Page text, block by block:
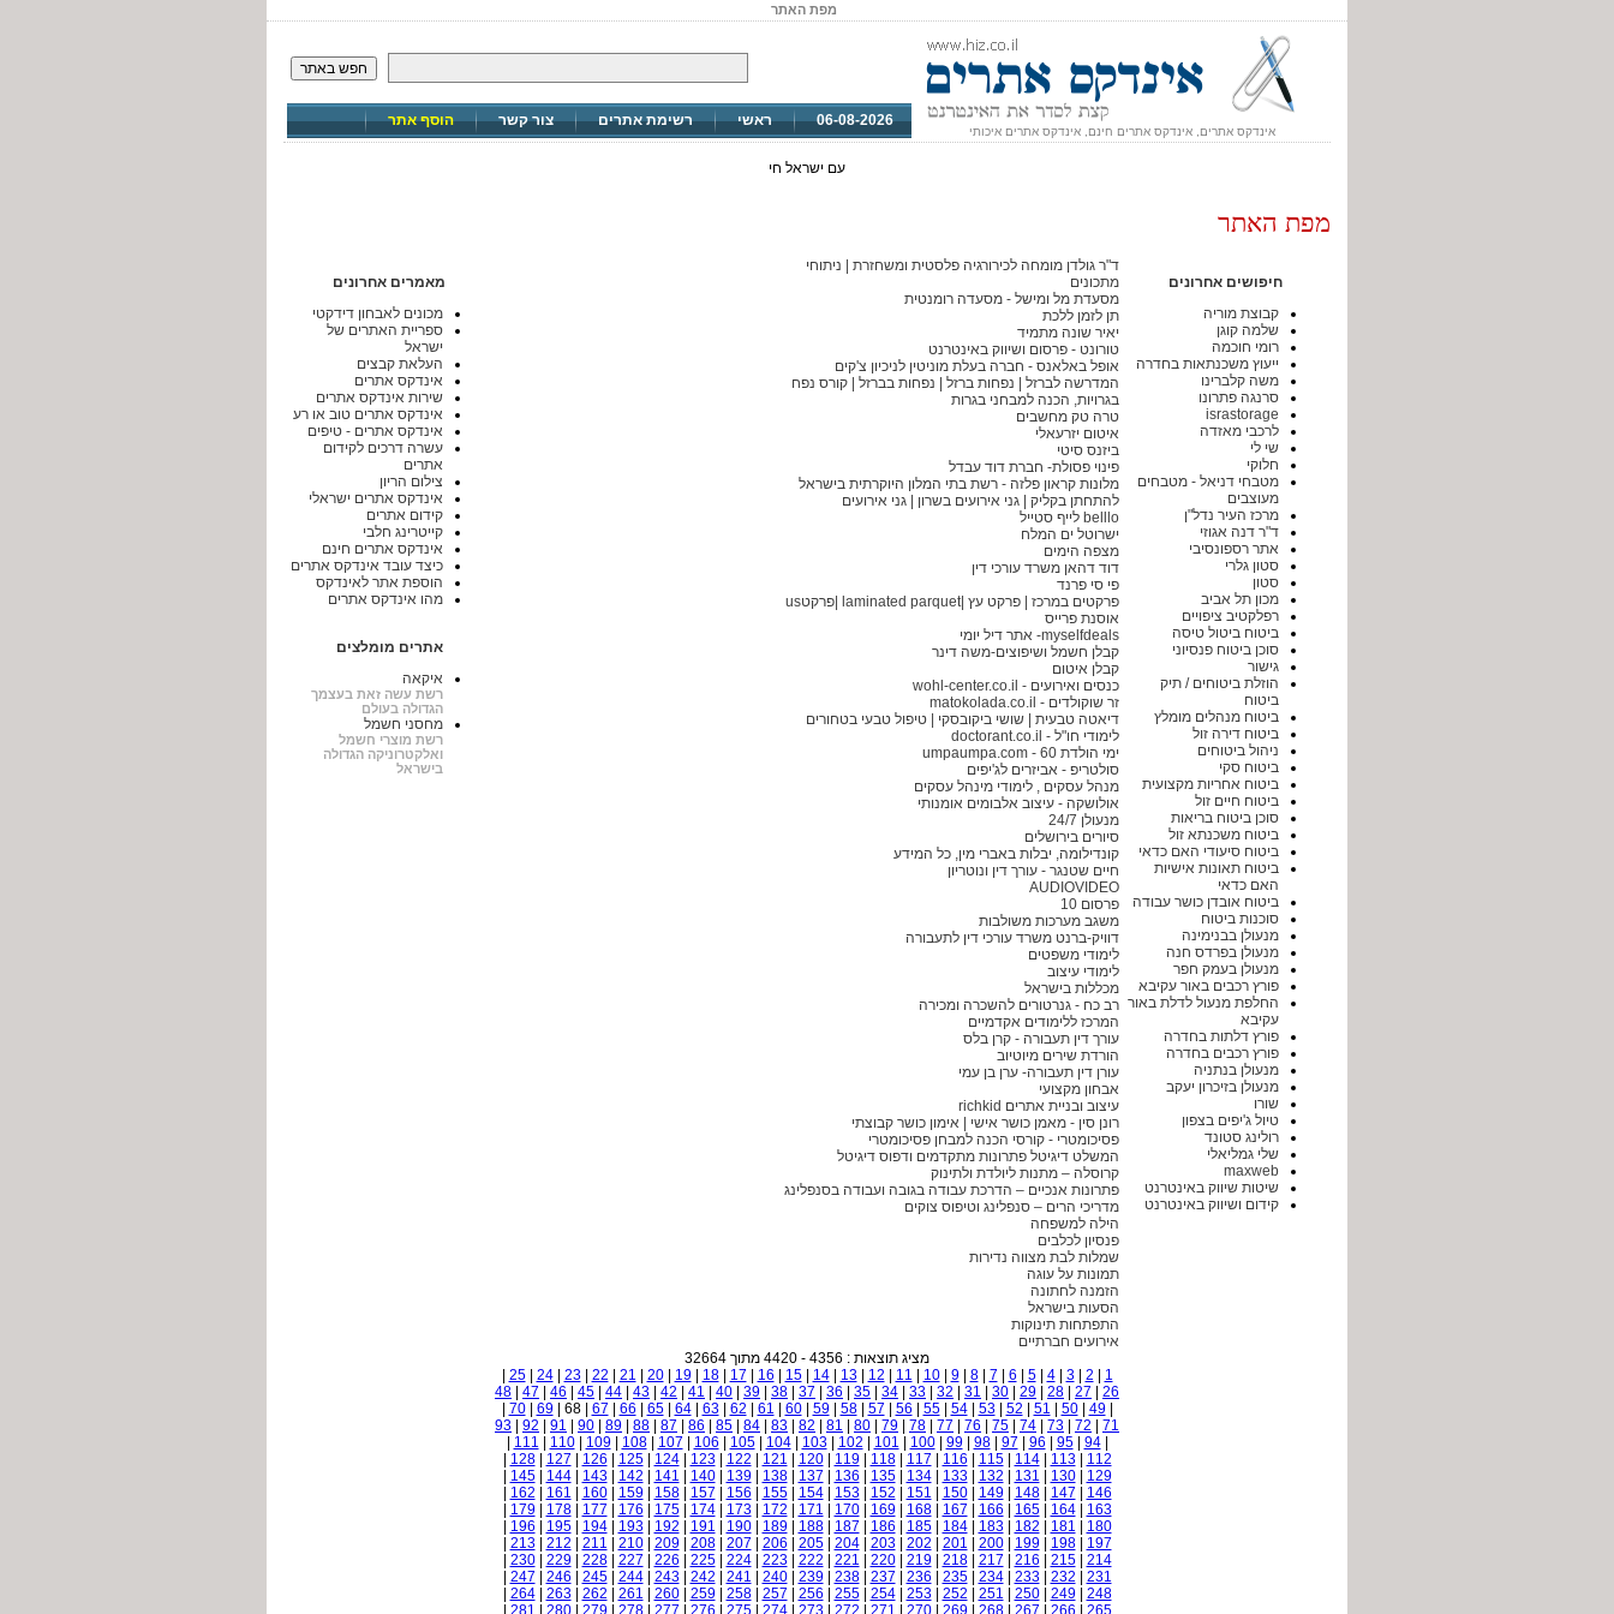
מפת האתר
אינדקס אתרים, אינדקס אתרים חינם, אינדקס אתרים איכותי
חפש באתר
06-08-2026 ראשי רשימת אתרים צור קשר הוסף אתר
עם ישראל חי
מפת האתר
חיפושים אחרונים
קבוצת מוריה
שלמה קוגן
רומי חוכמה
ייעוץ משכנתאות בחדרה
משה קלברינו
סרנגה פתרונו
israstorage
לרכבי מאזדה
שי לי
חלוקי
מטבחי דניאל - מטבחים
מעוצבים
מרכז העיר נדל"ן
ד"ר דנה אגוזי
אתר רספונסיבי
סטון גלרי
סטון
מכון תל אביב
רפלקטיב ציפויים
ביטוח ביטול טיסה
סוכן ביטוח פנסיוני
גישור
הוזלת ביטוחים / תיק
ביטוח
ביטוח מנהלים מומלץ
ביטוח דירה זול
ניהול ביטוחים
ביטוח סקי
ביטוח אחריות מקצועית
ביטוח חיים זול
סוכן ביטוח בריאות
ביטוח משכנתא זול
ביטוח סיעודי האם כדאי
ביטוח תאונות אישיות
האם כדאי
ביטוח אובדן כושר עבודה
סוכנות ביטוח
מנעולן בבנימינה
מנעולן בפרדס חנה
מנעולן בעמק חפר
פורץ רכבים באור עקיבא
החלפת מנעול לדלת באור
עקיבא
פורץ דלתות בחדרה
פורץ רכבים בחדרה
מנעולן בנתניה
מנעולן בזיכרון יעקב
שורו
טיול ג'יפים בצפון
רולינג סטונד
שלי גמליאלי
maxweb
שיטות שיווק באינטרנט
קידום ושיווק באינטרנט
ד"ר גולדן מומחה לכירורגיה פלסטית ומשחזרת | ניתוחי
מתכונים
מסעדת מל ומישל - מסעדה רומנטית
תן לזמן ללכת
יאיר שונה מתמיד
טורונט - פרסום ושיווק באינטרנט
אופל באלאנס - חברה בעלת מוניטין לניכיון צ'קים
המדרשה לברזל | נפחות ברזל | נפחות בברזל | קורס נפח
בגרויות, הכנה למבחני בגרות
טרה טק מחשבים
איטום יזרעאלי
ביזנס סיטי
פינוי פסולת- חברת דוד עבדל
מלונות קראון פלזה - רשת בתי המלון היוקרתית בישראל
להתחתן בקליק | גני אירועים בשרון | גני אירועים
belllo לייף סטייל
ישרוטל ים המלח
מצפה הימים
דוד דהאן משרד עורכי דין
פי סי פרנד
פרקטים במרכז | פרקט עץ |laminated parquet |פרקטus
אוסנת פרייס
myselfdeals- אתר דיל יומי
קבלן חשמל ושיפוצים-משה דינר
קבלן איטום
כנסים ואירועים - wohl-center.co.il
זר שוקולדים - matokolada.co.il
דיאטה טבעית | שושי ביקובסקי | טיפול טבעי בטחורים
לימודי חו"ל - doctorant.co.il
ימי הולדת 60 - umpaumpa.com
סולטריפ - אביזרים לג'יפים
מנהל עסקים , לימודי מינהל עסקים
אולושקה - עיצוב אלבומים אומנותי
מנעולן 24/7
סיורים בירושלים
קונדילומה, יבלות באברי מין, כל המידע
חיים שטנגר - עורך דין ונוטריון
AUDIOVIDEO
פרסום 10
משגב מערכות משולבות
דוויק-ברנט משרד עורכי דין לתעבורה
לימודי משפטים
לימודי עיצוב
מכללות בישראל
רב כח - גנרטורים להשכרה ומכירה
המרכז ללימודים אקדמיים
עורך דין תעבורה - קרן בלס
הורדת שירים מיוטיוב
עורן דין תעבורה- ערן בן עמי
אבחון מקצועי
עיצוב ובניית אתרים richkid
רונן סין - מאמן כושר אישי | אימון כושר קבוצתי
פסיכומטרי - קורסי הכנה למבחן פסיכומטרי
המשלט דיגיטל פתרונות מתקדמים ודפוס דיגיטל
קרוסלה – מתנות ליולדת ולתינוק
פתרונות אנכיים – הדרכת עבודה בגובה ועבודה בסנפלינג
מדריכי הרים – סנפלינג וטיפוס צוקים
הילה למשפחה
פנסיון לכלבים
שמלות לבת מצווה נדירות
תמונות על עוגה
הזמנה לחתונה
הסעות בישראל
התפתחות תינוקות
אירועים חברתיים
מציג תוצאות : 4356 - 4420 מתוך 32664
1
2
|
3
|
4
|
5
6
7
|
8
|
9
|
10
11
12
|
13
|
14
|
15
16
17
|
18
|
19
|
20
21
22
|
23
|
24
|
25
26
27
28
29
30
31
32
33
34
35
36
37
38
39
40
41
42
43
44
45
46
47
48
|
49
|
50
51
52
|
53
|
54
|
55
56
57
|
58
|
59
|
60
61
62
|
63
|
64
|
65
66
67
| 68 |
69
|
70
71
72
73
74
75
76
77
78
79
80
81
82
83
84
85
86
87
88
89
90
91
92
93
|
94
|
95
96
97
|
98
|
99
|
100
101
102
|
103
|
104
|
105
106
107
|
108
|
109
|
110
111
112
|
113
|
114
|
115
116
117
|
118
|
119
|
120
121
122
|
123
|
124
|
125
126
127
|
128
129
|
130
131
132
|
133
|
134
|
135
136
137
|
138
|
139
|
140
141
142
|
143
|
144
|
145
146
147
|
148
|
149
|
150
151
152
|
153
|
154
|
155
156
157
|
158
|
159
|
160
161
162
163
|
164
|
165
166
167
|
168
|
169
|
170
171
172
|
173
|
174
|
175
176
177
|
178
|
179
180
181
182
|
183
|
184
|
185
186
187
|
188
|
189
|
190
191
192
|
193
|
194
|
195
196
197
|
198
|
199
|
200
201
202
|
203
|
204
|
205
206
207
|
208
|
209
|
210
211
212
|
213
214
|
215
216
217
|
218
|
219
|
220
221
222
|
223
|
224
|
225
226
227
|
228
|
229
|
230
231
232
|
233
|
234
|
235
236
237
|
238
|
239
|
240
241
242
|
243
|
244
|
245
246
247
248
|
249
|
250
251
252
|
253
|
254
|
255
256
257
|
258
|
259
|
260
261
262
|
263
|
264
265
266
267
|
268
|
269
|
270
271
272
|
273
|
274
|
275
276
277
|
278
|
279
|
280
281
מאמרים אחרונים
מכונים לאבחון דידקטי
ספריית האתרים של
ישראל
העלאת קבצים
אינדקס אתרים
שירות אינדקס אתרים
אינדקס אתרים טוב או רע
אינדקס אתרים - טיפים
עשרה דרכים לקידום
אתרים
צילום הריון
אינדקס אתרים ישראלי
קידום אתרים
קייטרינג חלבי
אינדקס אתרים חינם
כיצד עובד אינדקס אתרים
הוספת אתר לאינדקס
מהו אינדקס אתרים
אתרים מומלצים
איקאה
רשת עשה זאת בעצמך
הגדולה בעולם
מחסני חשמל
רשת מוצרי חשמל
ואלקטרוניקה הגדולה
בישראל